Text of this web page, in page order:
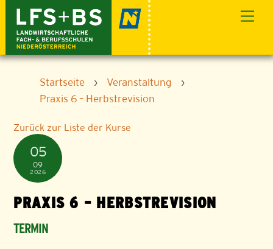
content
Startseite › Veranstaltung
›
Praxis 6 – Herbstrevision
Zurück zur Liste der Kurse
05
09
2026
PRAXIS 6 – HERBSTREVISION
TERMIN